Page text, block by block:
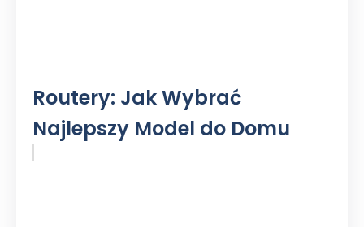
Routery: Jak Wybrać
Najlepszy Model do Domu